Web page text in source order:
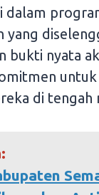
dalam
yang
bukti nyata
untuk
di tengah